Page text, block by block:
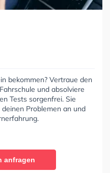
bekommen? Vertraue den
und absolviere
Tests sorgenfrei. Sie
Problemen an und
anfragen